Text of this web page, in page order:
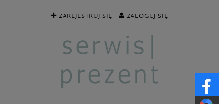
ZAREJESTRUJ SIĘ ZALOGUJ SIĘ